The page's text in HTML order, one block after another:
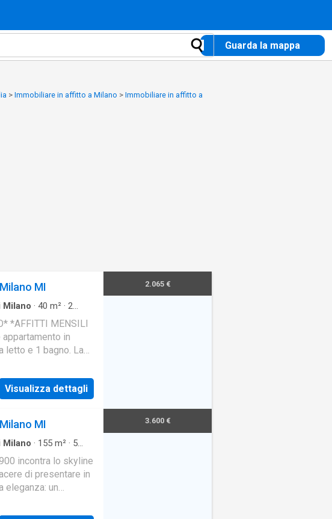
Guarda la mappa
> Immobiliare in affitto a Milano > Immobiliare in affitto a
MI
Milano · 40 m² · 2
*AFFITTI MENSILI
in
letto e 1 bagno. La
Visualizza dettagli
2.065 €
MI
Milano · 155 m² · 5
incontra lo skyline
di presentare in
eleganza: un
3.600 €